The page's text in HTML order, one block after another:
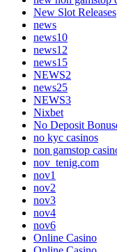
New Slot Releases
news
news10
news12
news15
NEWS2
news25
NEWS3
Nixbet
No Deposit
no kyc casinos
non gamstop
nov_tenig.com
nov1
nov2
nov3
nov4
nov6
Online Casino